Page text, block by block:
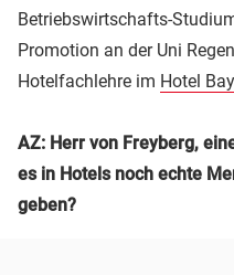
Betriebswirtschafts-
Promotion an der Uni
Hotelfachlehre im Hotel
AZ: Herr von Freyberg,
es in Hotels noch echte
geben?